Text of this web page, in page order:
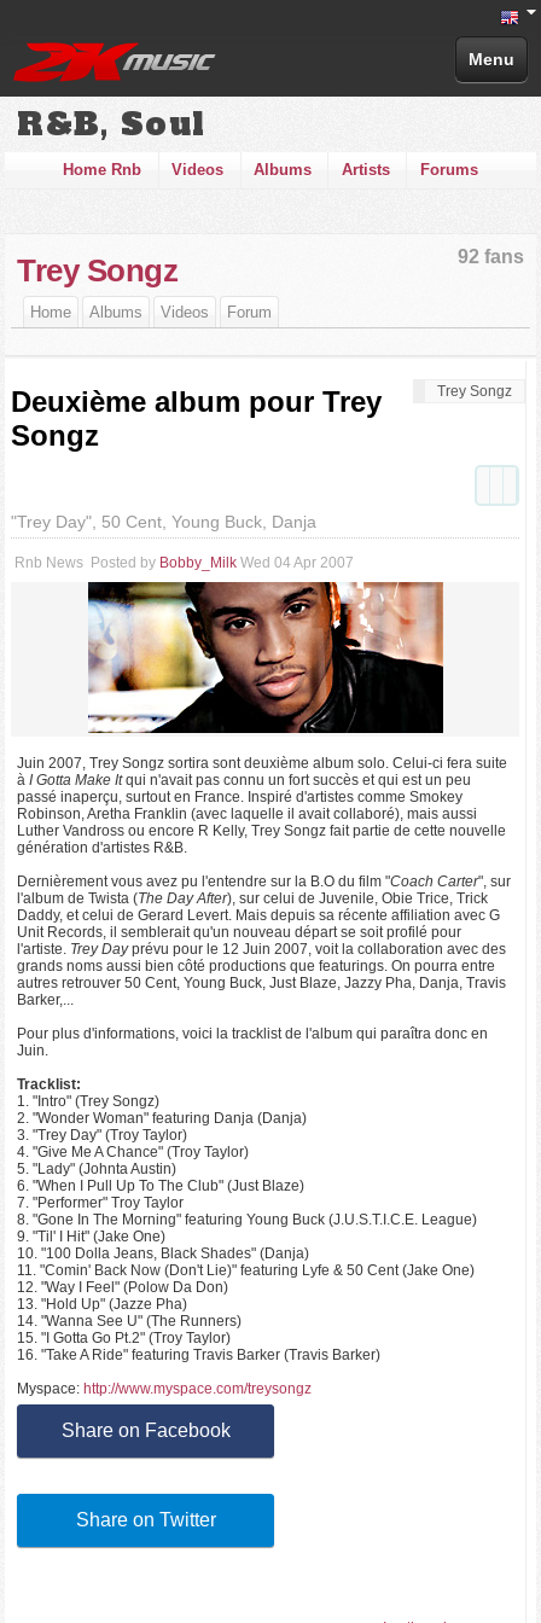
Menu
R&B, Soul
Home Rnb Videos Albums Artists Forums
92 fans
Trey Songz
Home Albums Videos Forum
Trey Songz
Deuxième album pour Trey
Songz
"Trey Day", 50 Cent, Young Buck, Danja
Rnb News Posted by Bobby_Milk Wed 04 Apr 2007
Juin 2007, Trey Songz sortira sont deuxième album solo. Celui-ci fera suite
àI Gotta Make Itqui n'avait pas connu un fort succès et qui est un peu
passé inaperçu, surtout en France. Inspiré d'artistes comme Smokey
Robinson, Aretha Franklin (avec laquelle il avait collaboré), mais aussi
Luther Vandross ou encore R Kelly, Trey Songz fait partie de cette nouvelle
génération d'artistes R&B.
Dernièrement vous avez pu l'entendre sur la B.O du film "Coach Carter", sur
l'album de Twista (The Day After), sur celui de Juvenile, Obie Trice, Trick
Daddy, et celui de Gerard Levert. Mais depuis sa récente affiliation avec G
Unit Records, il semblerait qu'un nouveau départ se soit profilé pour
l'artiste. Trey Dayprévu pour le 12 Juin 2007, voit la collaboration avec des
grands noms aussi bien côté productions que featurings. On pourra entre
autres retrouver 50 Cent, Young Buck, Just Blaze, Jazzy Pha, Danja, Travis
Barker,...
Pour plus d'informations, voici la tracklist de l'album qui paraîtra donc en
Juin.
Tracklist:
1. "Intro" (Trey Songz)
2. "Wonder Woman" featuring Danja (Danja)
3. "Trey Day" (Troy Taylor)
4. "Give Me A Chance" (Troy Taylor)
5. "Lady" (Johnta Austin)
6. "When I Pull Up To The Club" (Just Blaze)
7. "Performer" Troy Taylor
8. "Gone In The Morning" featuring Young Buck (J.U.S.T.I.C.E. League)
9. "Til' I Hit" (Jake One)
10. "100 Dolla Jeans, Black Shades" (Danja)
11. "Comin' Back Now (Don't Lie)" featuring Lyfe & 50 Cent (Jake One)
12. "Way I Feel" (Polow Da Don)
13. "Hold Up" (Jazze Pha)
14. "Wanna See U" (The Runners)
15. "I Gotta Go Pt.2" (Troy Taylor)
16. "Take A Ride" featuring Travis Barker (Travis Barker)
Myspace: http://www.myspace.com/treysongz
Share on Facebook
Share on Twitter